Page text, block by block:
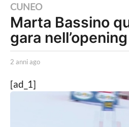
2
a
n
n
i
a
g
CUNEO
Marta Bassino
gara
b
R
e
2 anni ago
n
[ad_1]